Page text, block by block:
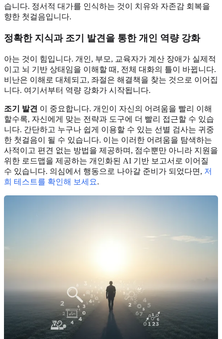
습니다. 정서적 대가를 인식하는 것이 치유와 자존감 회복을
향한 첫걸음입니다.
정확한 지식과 조기 발견을 통한 개인 역량 강화
아는 것이 힘입니다. 개인, 부모, 교육자가 계산 장애가 실제적
이고 뇌 기반 상태임을 이해할 때, 전체 대화의 틀이 바뀝니다.
비난은 이해로 대체되고, 좌절은 해결책을 찾는 것으로 이어집
니다. 여기서부터 역량 강화가 시작됩니다.
조기 발견 이 중요합니다. 개인이 자신의 어려움을 빨리 이해
할수록, 자신에게 맞는 전략과 도구에 더 빨리 접근할 수 있습
니다. 간단하고 누구나 쉽게 이용할 수 있는 선별 검사는 귀중
한 첫걸음이 될 수 있습니다. 이는 이러한 어려움을 탐색하는
사적이고 편견 없는 방법을 제공하며, 점수뿐만 아니라 지원을
위한 로드맵을 제공하는 개인화된 AI 기반 보고서로 이어질
수 있습니다. 의심에서 행동으로 나아갈 준비가 되었다면, 저
희 테스트를 확인해 보세요.